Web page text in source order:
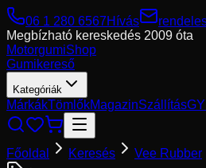
06 1 280 6567Hívás
Megbízható kereskedés 2009 óta
MotorgumiShop
Gumikereső
Kategóriák
MárkákTömlőkMagazinSzállítás
Főoldal Keresés Vee Rubber